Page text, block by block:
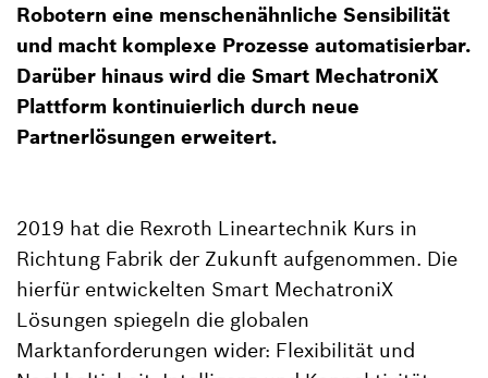
Robotern eine menschenähnliche Sensibilität
und macht komplexe Prozesse automatisierbar.
Darüber hinaus wird die Smart MechatroniX
Plattform kontinuierlich durch neue
Partnerlösungen erweitert.
2019 hat die Rexroth Lineartechnik Kurs in
Richtung Fabrik der Zukunft aufgenommen. Die
hierfür entwickelten Smart MechatroniX
Lösungen spiegeln die globalen
Marktanforderungen wider: Flexibilität und